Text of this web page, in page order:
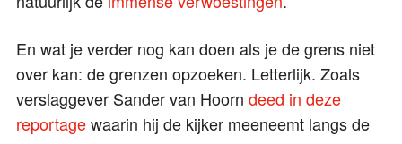
En wat je verder nog kan doen als je de grens niet
over kan: de grenzen opzoeken. Letterlijk. Zoals
verslaggever Sander van Hoorn deed in deze
reportagewaarin hij de kijker meeneemt langs de